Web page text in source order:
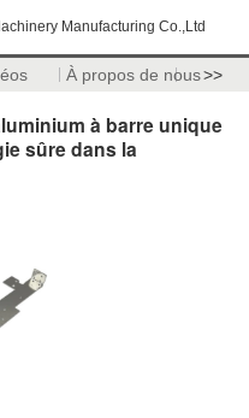
Manufacturing Co.,Ltd
À propos de nous>>
à barre unique
sûre dans la